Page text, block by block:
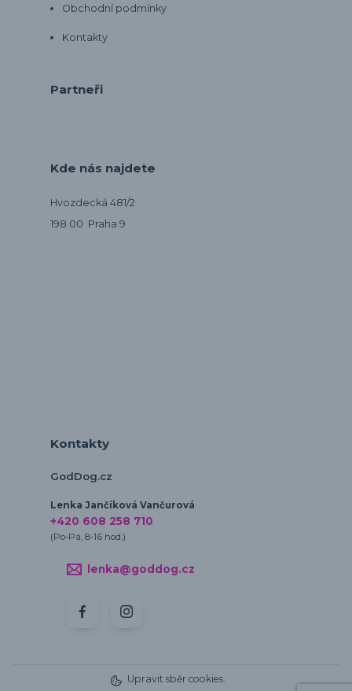
Obchodní podmínky
Kontakty
Partneři
Kde nás najdete
Hvozdecká 481/2
198 00 Praha 9
Kontakty
GodDog.cz
Lenka Jančíková Vančurová
+420 608 258 710
(Po-Pá, 8-16 hod.)
lenka@goddog.cz
Upravit sběr cookies.